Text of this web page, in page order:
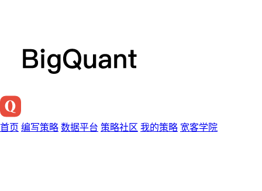
首页 编写策略 数据平台 策略社区 我的策略 宽客学院